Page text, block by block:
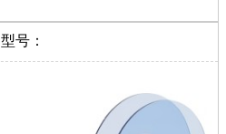
型号：